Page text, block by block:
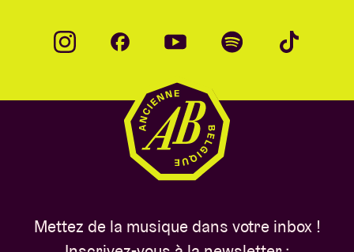
Mettez de la musique dans votre inbox !